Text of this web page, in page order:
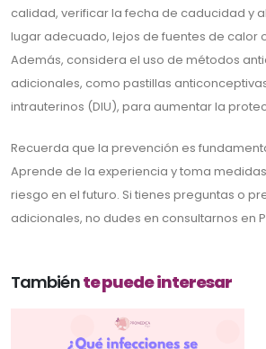
calidad, verificar la fecha de caducidad y
lugar adecuado, lejos de fuentes de calor
Además, considera el uso de métodos
adicionales, como pastillas
intrauterinos (DIU), para aumentar la
Recuerda que la prevención es
Aprende de la experiencia y toma
riesgo en el futuro. Si tienes preguntas o
adicionales, no dudes en consultarnos en
Tambiénte puede interesar